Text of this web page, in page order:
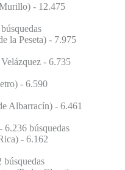
- 12.475
la Peseta) - 7.975
- 6.735
- 6.590
Albarracín) - 6.461
- 6.236 búsquedas
- 6.162
búsquedas